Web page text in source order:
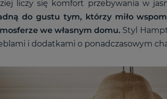
liczy się komfort przebywania w
do gustu tym, którzy miło
we własnym domu. Styl
i dodatkami o ponadczasowym